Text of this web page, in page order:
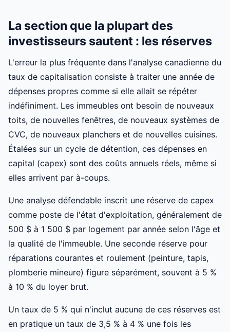
La section que la plupart des
investisseurs sautent : les réserves
L'erreur la plus fréquente dans l'analyse canadienne du
taux de capitalisation consiste à traiter une année de
dépenses propres comme si elle allait se répéter
indéfiniment. Les immeubles ont besoin de nouveaux
toits, de nouvelles fenêtres, de nouveaux systèmes de
CVC, de nouveaux planchers et de nouvelles cuisines.
Étalées sur un cycle de détention, ces dépenses en
capital (capex) sont des coûts annuels réels, même si
elles arrivent par à-coups.
Une analyse défendable inscrit une réserve de capex
comme poste de l'état d'exploitation, généralement de
500 $ à 1 500 $ par logement par année selon l'âge et
la qualité de l'immeuble. Une seconde réserve pour
réparations courantes et roulement (peinture, tapis,
plomberie mineure) figure séparément, souvent à 5 %
à 10 % du loyer brut.
Un taux de 5 % qui n'inclut aucune de ces réserves est
en pratique un taux de 3,5 % à 4 % une fois les